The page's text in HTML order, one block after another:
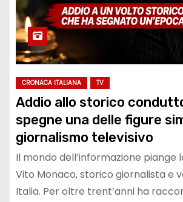
CRONACA ITALIANA TV
Addio allo storico
spegne una delle figure
giornalismo televisivo
Il mondo dell’informazione piange
Vito Monaco, storico giornalista e
Italia. Per oltre trent’anni ha